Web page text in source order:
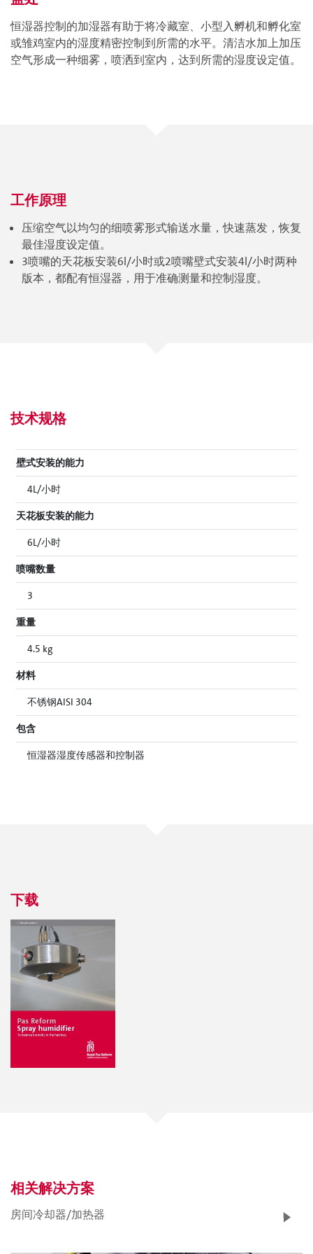
恒湿器控制的加湿器有助于将冷藏室、小型入孵机和孵化室
或雏鸡室内的湿度精密控制到所需的水平。清洁水加上加压
空气形成一种细雾，喷洒到室内，达到所需的湿度设定值。
工作原理
压缩空气以均匀的细喷雾形式输送水量，快速蒸发，恢复
最佳湿度设定值。
3喷嘴的天花板安装6l/小时或2喷嘴壁式安装4l/小时两种
版本，都配有恒湿器，用于准确测量和控制湿度。
技术规格
壁式安装的能力
4L/小时
天花板安装的能力
6L/小时
喷嘴数量
3
重量
4.5 kg
材料
不锈钢AISI 304
包含
恒湿器湿度传感器和控制器
下载
相关解决方案
房间冷却器/加热器